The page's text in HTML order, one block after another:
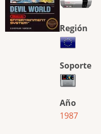
Región
Soporte
Año
1987